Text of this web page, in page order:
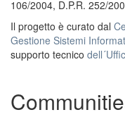
106/2004, D.P.R. 252/
Il progetto è curato dal
Gestione Sistemi
supporto tecnico